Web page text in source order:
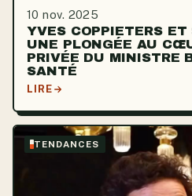
10 nov. 2025
YVES COPPIETERS ET
UNE PLONGÉE AU
PRIVÉE DU MINISTRE
SANTÉ
LIRE
TENDANCES